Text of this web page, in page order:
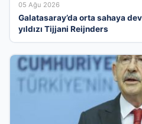
05 Ağu 2026
Galatasaray’da orta sahaya
yıldızı Tijjani Reijnders